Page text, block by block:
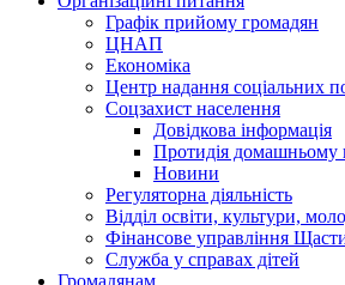
Графік прийому громадян
ЦНАП
Економіка
Центр надання соціальних
Соцзахист населення
Довідкова інформація
Протидія домашньому
Новини
Регуляторна діяльність
Відділ освіти, культури,
Фінансове управління
Служба у справах дітей
Громадянам